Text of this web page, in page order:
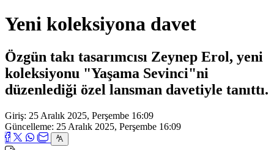
Yeni koleksiyona davet
Özgün takı tasarımcısı Zeynep Erol, yeni
koleksiyonu "Yaşama Sevinci"ni
düzenlediği özel lansman davetiyle tanıttı.
Giriş: 25 Aralık 2025, Perşembe 16:09
Güncelleme: 25 Aralık 2025, Perşembe 16:09